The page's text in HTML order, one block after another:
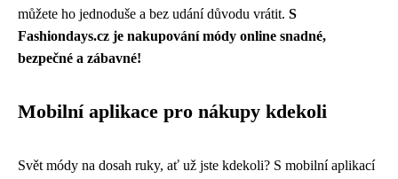
můžete ho jednoduše a bez udání důvodu vrátit. S
Fashiondays.cz je nakupování módy online snadné,
bezpečné a zábavné!
Mobilní aplikace pro nákupy kdekoli
Svět módy na dosah ruky, ať už jste kdekoli? S mobilní aplikací